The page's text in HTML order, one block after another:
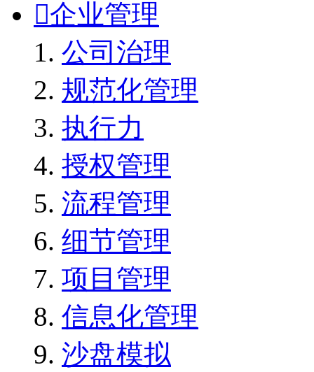
企业管理
公司治理
规范化管理
执行力
授权管理
流程管理
细节管理
项目管理
信息化管理
沙盘模拟